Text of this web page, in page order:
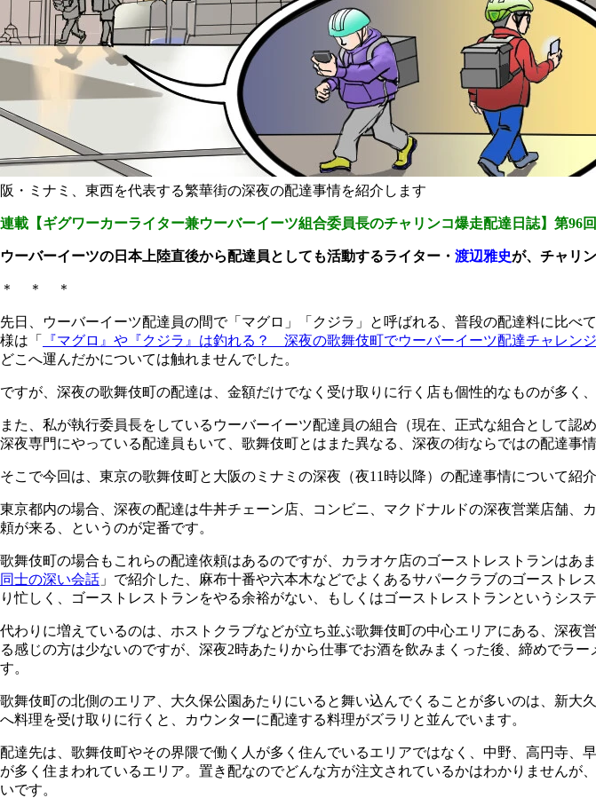
阪・ミナミ、東西を代表する繁華街の深夜の配達事情を紹介します
連載【ギグワーカーライター兼ウーバーイーツ組合委員長のチャリンコ爆走配達日誌】第96回
ウーバーイーツの日本上陸直後から配達員としても活動するライター・ 渡辺雅史が、チャリ
＊ ＊ ＊
先日、ウーバーイーツ配達員の間で「マグロ」「クジラ」と呼ばれる、普段の配達料に比
様は「
『マグロ』や『クジラ』は釣れる？ 深夜の歌舞伎町でウーバーイーツ配達チャレンジ
どこへ運んだかについては触れませんでした。
ですが、深夜の歌舞伎町の配達は、金額だけでなく受け取りに行く店も個性的なものが多く
また、私が執行委員長をしているウーバーイーツ配達員の組合（現在、正式な組合として
深夜専門にやっている配達員もいて、歌舞伎町とはまた異なる、深夜の街ならではの配達事情
そこで今回は、東京の歌舞伎町と大阪のミナミの深夜（夜11時以降）の配達事情について紹介
東京都内の場合、深夜の配達は牛丼チェーン店、コンビニ、マクドナルドの深夜営業店舗
頼が来る、というのが定番です。
歌舞伎町の場合もこれらの配達依頼はあるのですが、カラオケ店のゴーストレストランはあ
同士の深い会話 」で紹介した、麻布十番や六本木などでよくあるサパークラブのゴースト
り忙しく、ゴーストレストランをやる余裕がない、もしくはゴーストレストランというシス
代わりに増えているのは、ホストクラブなどが立ち並ぶ歌舞伎町の中心エリアにある、深
る感じの方は少ないのですが、深夜2時あたりから仕事でお酒を飲みまくった後、締めでラ
す。
歌舞伎町の北側のエリア、大久保公園あたりにいると舞い込んでくることが多いのは、新
へ料理を受け取りに行くと、カウンターに配達する料理がズラリと並んでいます。
配達先は、歌舞伎町やその界隈で働く人が多く住んでいるエリアではなく、中野、高円寺
が多く住まわれているエリア。置き配なのでどんな方が注文されているかはわかりません
いです。